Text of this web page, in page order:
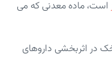
است، ماده معدنی که می
در اثربخشی داروهای